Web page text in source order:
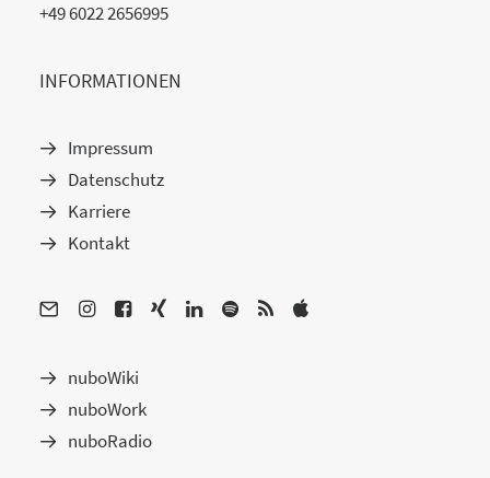
+49 6022 2656995
INFORMATIONEN
Impressum
Datenschutz
Karriere
Kontakt
nuboWiki
nuboWork
nuboRadio